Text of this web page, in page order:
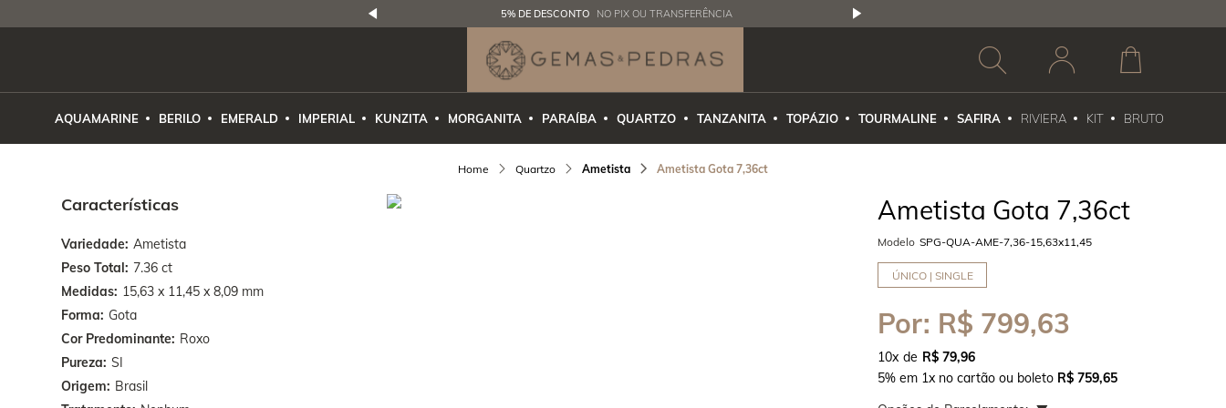
5% DE DESCONTO NO PIX OU TRANSFERÊNCIA
AQUAMARINE BERILO EMERALD IMPERIAL KUNZITA MORGANITA PARAÍBA QUARTZO TANZANITA TOPÁZIO TOURMALINE SAFIRA RIVIERA KIT BRUTO
Quartzo Ametista Ametista Gota 7,36ct
Características
Variedade Ametista
Peso Total 7.36 ct
Medidas 15,63 x 11,45 x 8,09 mm
Forma Gota
Cor Predominante Roxo
Pureza SI
Origem Brasil
Ametista Gota 7,36ct
Modelo SPG-QUA-AME-7,36-15,63x11,45
ÚNICO | SINGLE
Por: R$ 799,63
10x
R$ 79,96
5% em 1x no cartão ou boleto R$ 759,65